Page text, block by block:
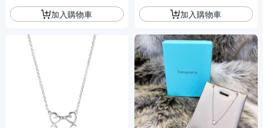
加入購物車 加入購物車